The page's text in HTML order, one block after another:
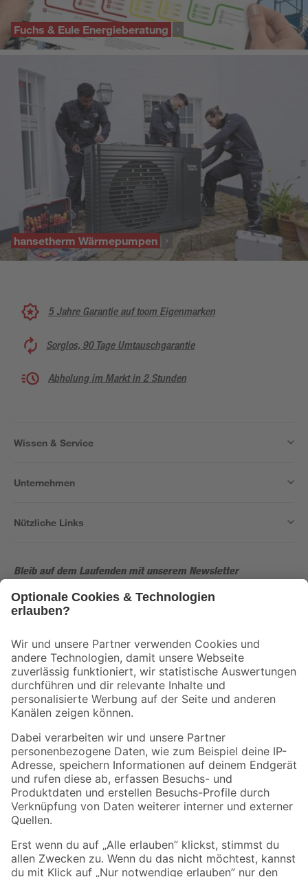
Fuchs & Eule Energieberatung
hansetherm Wärmepumpen
5 Jahre Garantie auf toom Eigenmarken
Sorglos, 90 Tage Umtauschgarantie
Abholung im Markt in 2 Stunden
Wissen & Service
Unternehmen
Nützliche Links
Bleib auf dem Laufenden mit unserem Newsletter
Der toom Newsletter: Keine Angebote und Aktionen mehr verpassen!
Folge uns
Zahlungsarten Versandarten
Sicher einkaufen
Jetzt die toom-App herunterladen